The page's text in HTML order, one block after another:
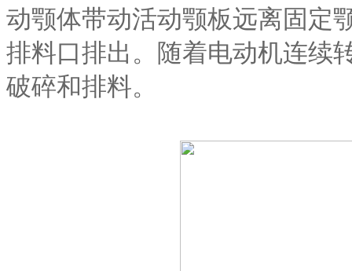
动颚体带动活动颚板远离固定
排料口排出。随着电动机连续
破碎和排料。